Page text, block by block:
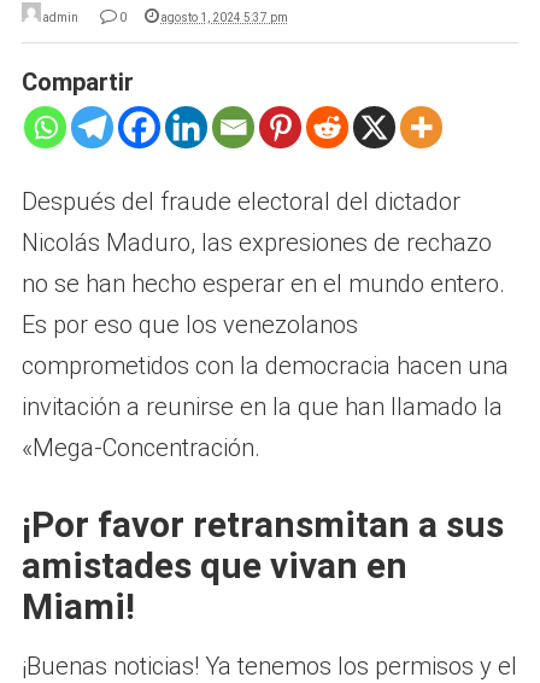
admin 0 agosto 1, 2024 5:37 pm
Compartir
Después del fraude electoral del dictador
Nicolás Maduro, las expresiones de rechazo
no se han hecho esperar en el mundo entero.
Es por eso que los venezolanos
comprometidos con la democracia hacen una
invitación a reunirse en la que han llamado la
«Mega-Concentración.
¡Por favor retransmitan a sus
amistades que vivan en
Miami!
¡Buenas noticias! Ya tenemos los permisos y el